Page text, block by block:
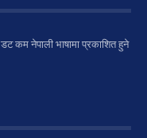
डट कम नेपाली भाषामा प्रकाशित हुने